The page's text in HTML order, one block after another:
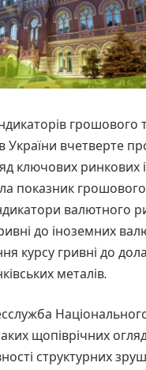
грошового
України вчетверте
ключових ринкових
показник
валютного
до іноземних
курсу гривні до
металів.
щопіврічних
структурних